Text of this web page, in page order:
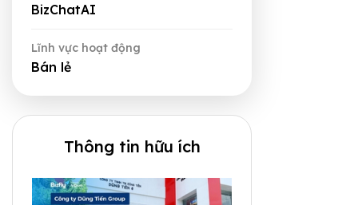
BizChatAI
Lĩnh vực hoạt động
Bán lẻ
Thông tin hữu ích